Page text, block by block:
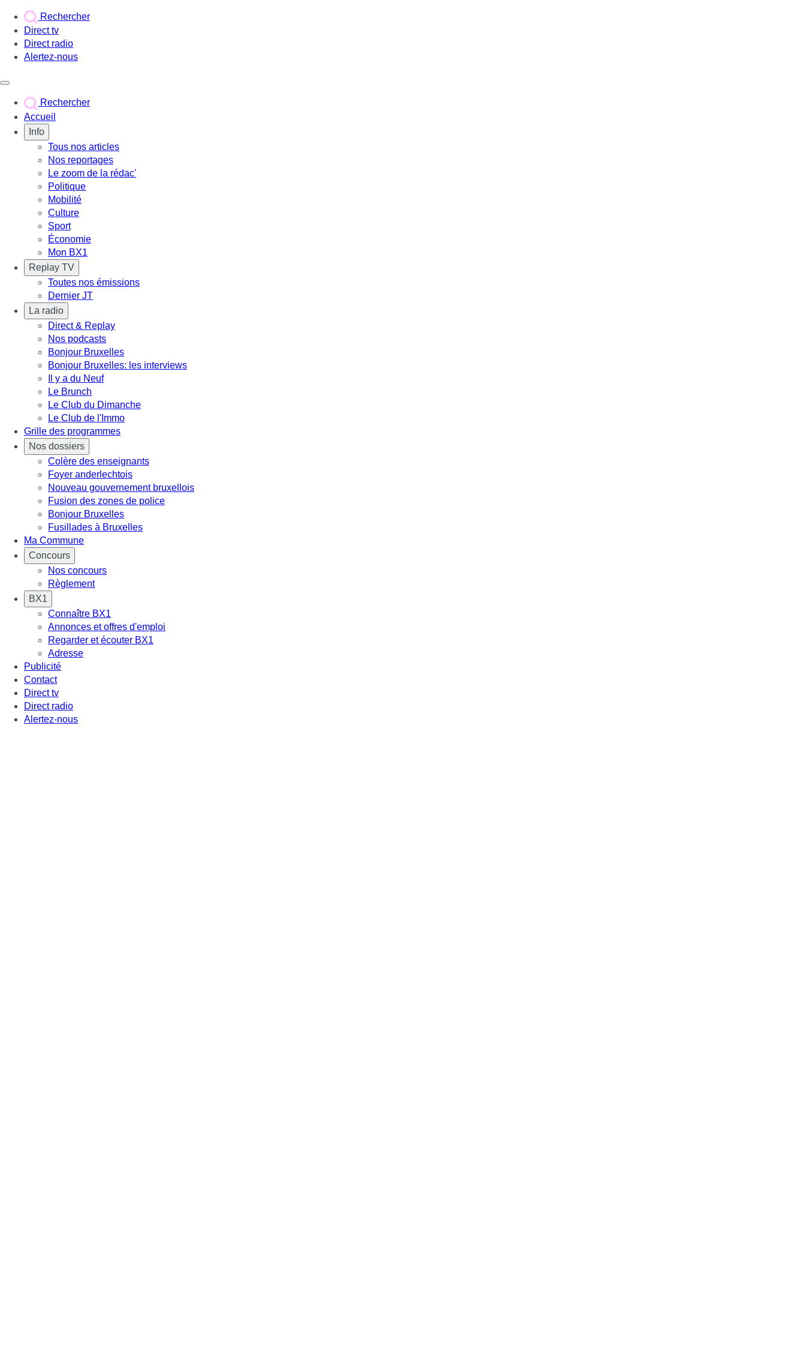
Rechercher
Direct tv
Direct radio
Alertez-nous
Rechercher
Accueil
Info
Tous nos articles
Nos reportages
Le zoom de la rédac'
Politique
Mobilité
Culture
Sport
Économie
Mon BX1
Replay TV
Toutes nos émissions
Dernier JT
La radio
Direct & Replay
Nos podcasts
Bonjour Bruxelles
Bonjour Bruxelles: les interviews
Il y a du Neuf
Le Brunch
Le Club du Dimanche
Le Club de l'Immo
Grille des programmes
Nos dossiers
Colère des enseignants
Foyer anderlechtois
Nouveau gouvernement bruxellois
Fusion des zones de police
Bonjour Bruxelles
Fusillades à Bruxelles
Ma Commune
Concours
Nos concours
Règlement
BX1
Connaître BX1
Annonces et offres d'emploi
Regarder et écouter BX1
Adresse
Publicité
Contact
Direct tv
Direct radio
Alertez-nous